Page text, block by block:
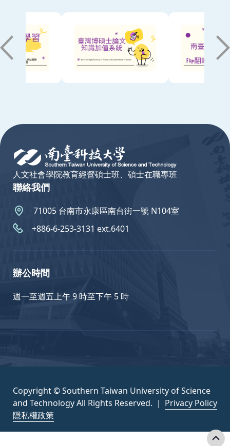
人文社會學院教育經營碩士班、碩士在職專班
聯絡我們
71005 台南市永康區南台街一號 N104室
+886-6-253-3131 ext.6401
辦公時間
週一至週五上午 9 時至下午 5 時
Copyright © Southern Taiwan University of Science
and Technology All Rights Reserved. ｜ Privacy Policy
隱私權政策